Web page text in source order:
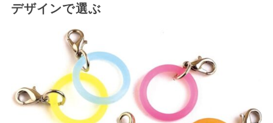
デザインで選ぶ